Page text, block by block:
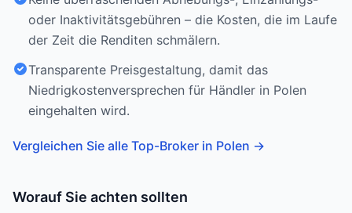
oder Inaktivitätsgebühren – die Kosten, die im Laufe
der Zeit die Renditen schmälern.
Transparente Preisgestaltung, damit das
Niedrigkostenversprechen für Händler in Polen
eingehalten wird.
Vergleichen Sie alle Top-Broker in Polen →
Worauf Sie achten sollten